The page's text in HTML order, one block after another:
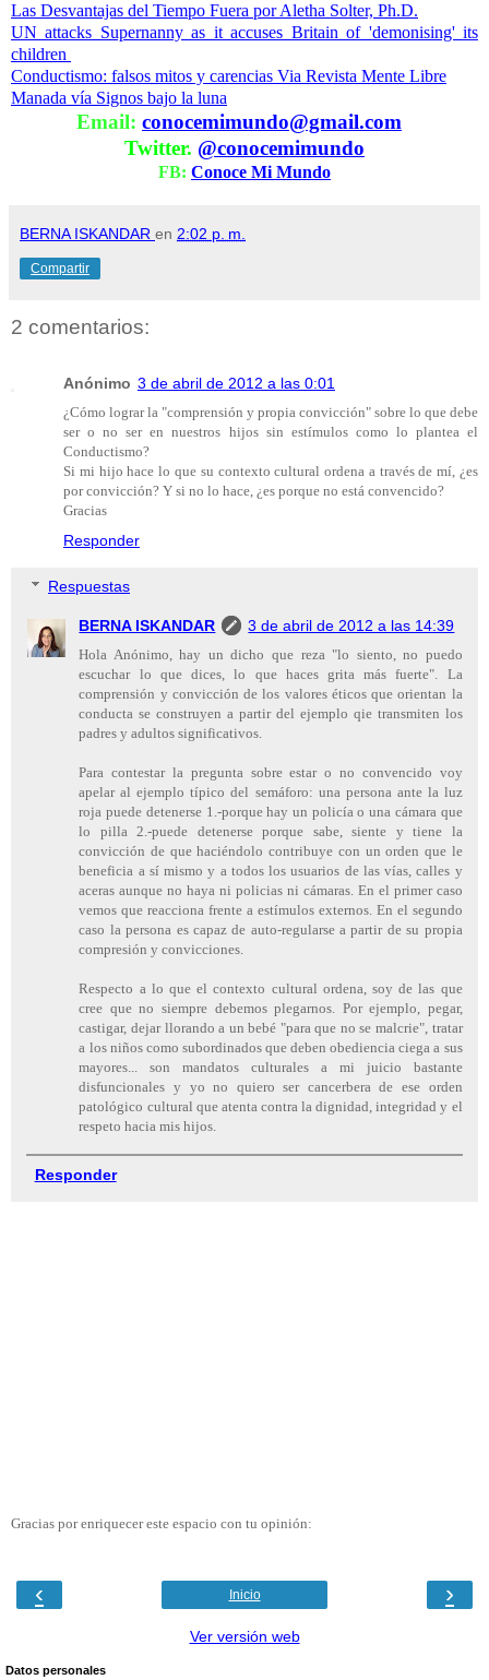
Las Desvantajas del Tiempo Fuera por Aletha Solter, Ph.D.
UN attacks Supernanny as it accuses Britain of 'demonising' its
children
Conductismo: falsos mitos y carencias Via Revista Mente Libre
Manada vía Signos bajo la luna
Email: conocemimundo@gmail.com
Twitter. @conocemimundo
FB: Conoce Mi Mundo
BERNA ISKANDAR en 2:02 p. m.
Compartir
2 comentarios:
Anónimo 3 de abril de 2012 a las 0:01
¿Cómo lograr la "comprensión y propia convicción" sobre lo que debe
ser o no ser en nuestros hijos sin estímulos como lo plantea el
Conductismo?
Si mi hijo hace lo que su contexto cultural ordena a través de mí, ¿es
por convicción? Y si no lo hace, ¿es porque no está convencido?
Gracias
Responder
Respuestas
BERNA ISKANDAR 3 de abril de 2012 a las 14:39
Hola Anónimo, hay un dicho que reza "lo siento, no puedo
escuchar lo que dices, lo que haces grita más fuerte". La
comprensión y convicción de los valores éticos que orientan la
conducta se construyen a partir del ejemplo qie transmiten los
padres y adultos significativos.
Para contestar la pregunta sobre estar o no convencido voy
apelar al ejemplo típico del semáforo: una persona ante la luz
roja puede detenerse 1.-porque hay un policía o una cámara que
lo pilla 2.-puede detenerse porque sabe, siente y tiene la
convicción de que haciéndolo contribuye con un orden que le
beneficia a sí mismo y a todos los usuarios de las vías, calles y
aceras aunque no haya ni policias ni cámaras. En el primer caso
vemos que reacciona frente a estímulos externos. En el segundo
caso la persona es capaz de auto-regularse a partir de su propia
compresión y convicciones.
Respecto a lo que el contexto cultural ordena, soy de las que
cree que no siempre debemos plegarnos. Por ejemplo, pegar,
castigar, dejar llorando a un bebé "para que no se malcrie", tratar
a los niños como subordinados que deben obediencia ciega a sus
mayores... son mandatos culturales a mi juicio bastante
disfuncionales y yo no quiero ser cancerbera de ese orden
patológico cultural que atenta contra la dignidad, integridad y el
respeto hacia mis hijos.
Responder
Gracias por enriquecer este espacio con tu opinión:
‹ ›
Inicio
Ver versión web
Datos personales